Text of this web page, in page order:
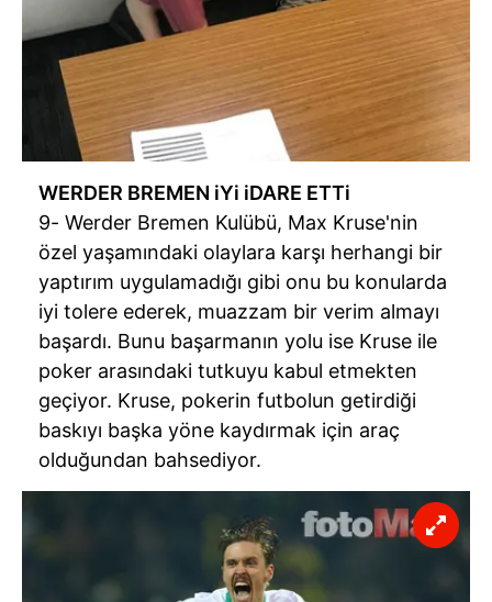
WERDER BREMEN iYi iDARE ETTi
9- Werder Bremen Kulübü, Max Kruse'nin
özel yaşamındaki olaylara karşı herhangi bir
yaptırım uygulamadığı gibi onu bu konularda
iyi tolere ederek, muazzam bir verim almayı
başardı. Bunu başarmanın yolu ise Kruse ile
poker arasındaki tutkuyu kabul etmekten
geçiyor. Kruse, pokerin futbolun getirdiği
baskıyı başka yöne kaydırmak için araç
olduğundan bahsediyor.